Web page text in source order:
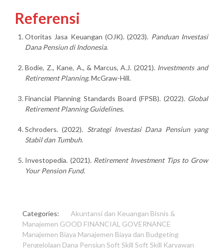
Referensi
Otoritas Jasa Keuangan (OJK). (2023). Panduan Investasi
Dana Pensiun di Indonesia.
Bodie, Z., Kane, A., & Marcus, A.J. (2021). Investments and
Retirement Planning. McGraw-Hill.
Financial Planning Standards Board (FPSB). (2022). Global
Retirement Planning Guidelines.
Schroders. (2022). Strategi Investasi Dana Pensiun yang
Stabil dan Tumbuh.
Investopedia. (2021). Retirement Investment Tips to Grow
Your Pension Fund.
Categories: Akuntansi dan Keuangan Bisnis &
Manajemen GOOD FINANCIAL GOVERNANCE
Manajemen Biaya Manajemen Biaya dan Budgeting
Pengelolaan Dana Pensiun Soft Skill Soft Skill Karyawan